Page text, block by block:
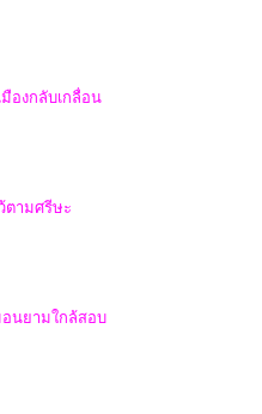
องกลับเกลื่อน
ตามศรีษะ
นยามใกล้สอบ